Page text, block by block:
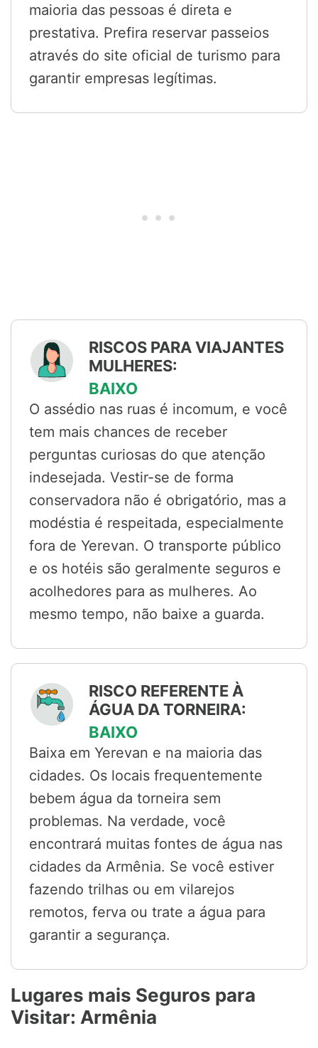
maioria das pessoas é direta e
prestativa. Prefira reservar passeios
através do site oficial de turismo para
garantir empresas legítimas.
RISCOS PARA VIAJANTES
MULHERES:
BAIXO
O assédio nas ruas é incomum, e você
tem mais chances de receber
perguntas curiosas do que atenção
indesejada. Vestir-se de forma
conservadora não é obrigatório, mas a
modéstia é respeitada, especialmente
fora de Yerevan. O transporte público
e os hotéis são geralmente seguros e
acolhedores para as mulheres. Ao
mesmo tempo, não baixe a guarda.
RISCO REFERENTE À
ÁGUA DA TORNEIRA:
BAIXO
Baixa em Yerevan e na maioria das
cidades. Os locais frequentemente
bebem água da torneira sem
problemas. Na verdade, você
encontrará muitas fontes de água nas
cidades da Armênia. Se você estiver
fazendo trilhas ou em vilarejos
remotos, ferva ou trate a água para
garantir a segurança.
Lugares mais Seguros para
Visitar: Armênia